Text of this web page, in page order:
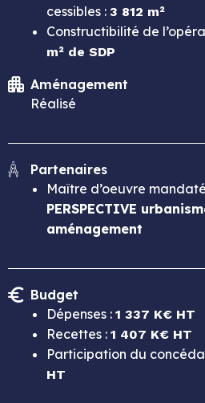
cessibles :3 812 m²
Constructibilité de
m² de SDP
Aménagement
Réalisé
Partenaires
Maître d’oeuvre
PERSPECTIVE
aménagement
Budget
Dépenses :1 337 K€ HT
Recettes :1 407 K€ HT
Participation du
HT